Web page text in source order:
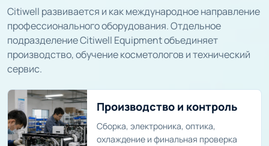
Citiwell развивается и как международное направление
профессионального оборудования. Отдельное
подразделение Citiwell Equipment объединяет
производство, обучение косметологов и технический
сервис.
Производство и контроль
Сборка, электроника, оптика,
охлаждение и финальная проверка